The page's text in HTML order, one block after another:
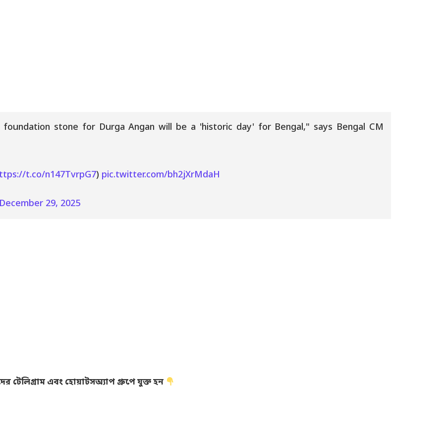
stone for Durga Angan will be a 'historic day' for Bengal," says Bengal CM
t.co/n147TvrpG7) pic.twitter.com/bh2jXrMdaH
29, 2025
টেলিগ্রাম এবং হোয়াটসঅ্যাপ গ্রুপে যুক্ত হন